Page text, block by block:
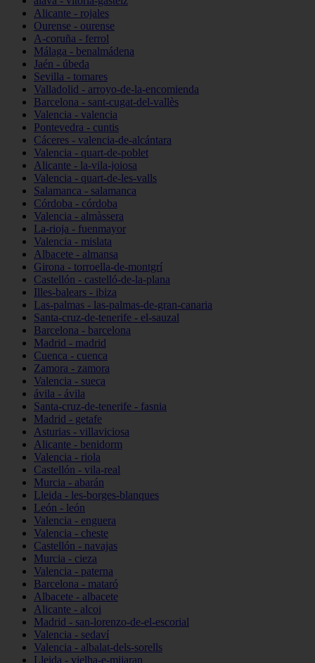
Alicante - rojales
Ourense - ourense
A-coruña - ferrol
Málaga - benalmádena
Jaén - úbeda
Sevilla - tomares
Valladolid - arroyo-de-la-encomienda
Barcelona - sant-cugat-del-vallès
Valencia - valencia
Pontevedra - cuntis
Cáceres - valencia-de-alcántara
Valencia - quart-de-poblet
Alicante - la-vila-joiosa
Valencia - quart-de-les-valls
Salamanca - salamanca
Córdoba - córdoba
Valencia - almàssera
La-rioja - fuenmayor
Valencia - mislata
Albacete - almansa
Girona - torroella-de-montgrí
Castellón - castelló-de-la-plana
Illes-balears - ibiza
Las-palmas - las-palmas-de-gran-canaria
Santa-cruz-de-tenerife - el-sauzal
Barcelona - barcelona
Madrid - madrid
Cuenca - cuenca
Zamora - zamora
Valencia - sueca
ávila - ávila
Santa-cruz-de-tenerife - fasnia
Madrid - getafe
Asturias - villaviciosa
Alicante - benidorm
Valencia - riola
Castellón - vila-real
Murcia - abarán
Lleida - les-borges-blanques
León - león
Valencia - enguera
Valencia - cheste
Castellón - navajas
Murcia - cieza
Valencia - paterna
Barcelona - mataró
Albacete - albacete
Alicante - alcoi
Madrid - san-lorenzo-de-el-escorial
Valencia - sedaví
Valencia - albalat-dels-sorells
Lleida - vielha-e-mijaran